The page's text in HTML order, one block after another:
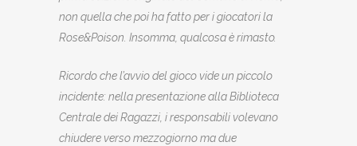
non quella che poi ha fatto per i giocatori la
Rose&Poison. Insomma, qualcosa è rimasto.
Ricordo che l’avvio del gioco vide un piccolo
incidente: nella presentazione alla Biblioteca
Centrale dei Ragazzi, i responsabili volevano
chiudere verso mezzogiorno ma due